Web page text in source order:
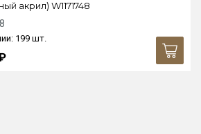
акрил) W1171748
199 шт.